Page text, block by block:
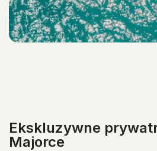
Ekskluzywne
Majorce